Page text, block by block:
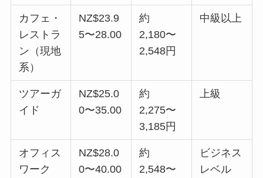
カフェ・
レストラ
ン（現地
系）
NZ$23.9
5〜28.00
約
2,180〜
2,548円
中級以上
ツアーガ
イド
NZ$25.0
0〜35.00
約
2,275〜
3,185円
上級
オフィス
ワーク
NZ$28.0
0〜40.00
約
2,548〜
ビジネス
レベル